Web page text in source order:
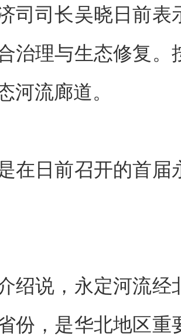
司司长吴晓日前表
治理与生态修复
河流廊道。
日前召开的首届
说，永定河流经
份，是华北地区